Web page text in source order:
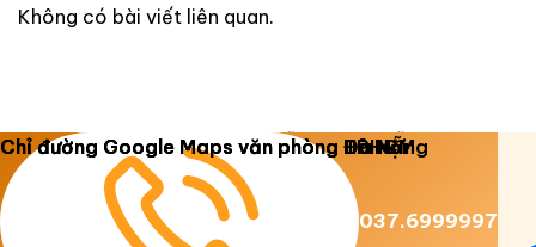
Không có bài viết liên quan.
Copyright 2026 © Luật Dương Gia